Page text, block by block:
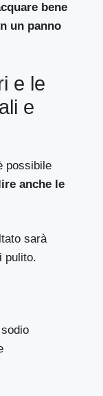
bene
un panno
e le
e
possibile
anche le
sarà
pulito.